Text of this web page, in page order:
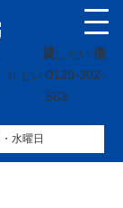
貸し たい 借
り たい 0120-302-
563
水曜⽇
ゴールデンウィ